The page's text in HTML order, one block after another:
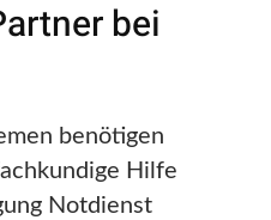
bei
benötigen
Hilfe
Notdienst